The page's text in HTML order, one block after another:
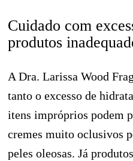
Cuidado com
produtos
A Dra. Larissa Wood
tanto o excesso de
itens impróprios podem
cremes muito oclusivos
peles oleosas. Já